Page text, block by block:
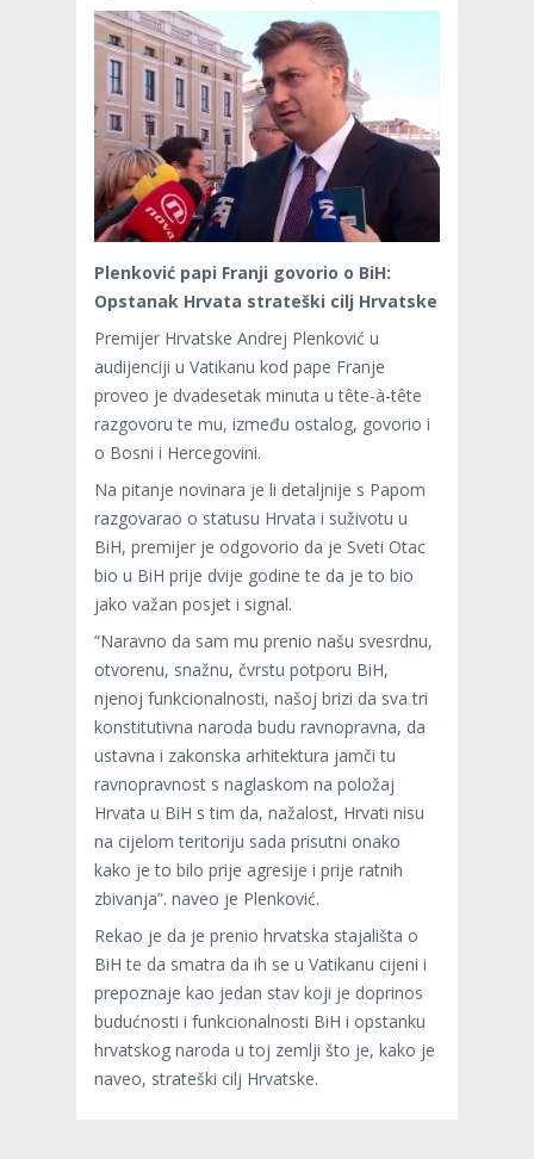
Plenković papi Franji govorio o BiH:
Opstanak Hrvata strateški cilj Hrvatske
Premijer Hrvatske Andrej Plenković u
audijenciji u Vatikanu kod pape Franje
proveo je dvadesetak minuta u tête-à-tête
razgovoru te mu, između ostalog, govorio i
o Bosni i Hercegovini.
Na pitanje novinara je li detaljnije s Papom
razgovarao o statusu Hrvata i suživotu u
BiH, premijer je odgovorio da je Sveti Otac
bio u BiH prije dvije godine te da je to bio
jako važan posjet i signal.
“Naravno da sam mu prenio našu svesrdnu,
otvorenu, snažnu, čvrstu potporu BiH,
njenoj funkcionalnosti, našoj brizi da sva tri
konstitutivna naroda budu ravnopravna, da
ustavna i zakonska arhitektura jamči tu
ravnopravnost s naglaskom na položaj
Hrvata u BiH s tim da, nažalost, Hrvati nisu
na cijelom teritoriju sada prisutni onako
kako je to bilo prije agresije i prije ratnih
zbivanja”. naveo je Plenković.
Rekao je da je prenio hrvatska stajališta o
BiH te da smatra da ih se u Vatikanu cijeni i
prepoznaje kao jedan stav koji je doprinos
budućnosti i funkcionalnosti BiH i opstanku
hrvatskog naroda u toj zemlji što je, kako je
naveo, strateški cilj Hrvatske.